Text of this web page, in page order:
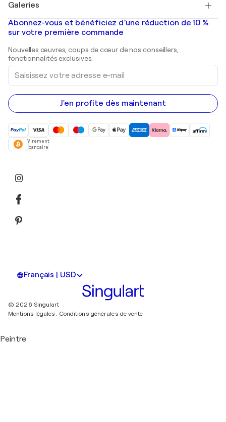
Banksy
Mr. Brainwash
Shepard Fairey
Tableaux abstraits à vendre
Peintures de paysage
Estampes
Peintures acryliques
Galeries
Galeries d'art en France
Galeries d'art en Belgique
Abonnez-vous et bénéficiez d’une réduction de 10 %
sur votre première commande
Nouvelles œuvres, coups de cœur de nos conseillers,
fonctionnalités exclusives.
Saisissez
votre
adresse
e-
mail
J'en profite dès maintenant
Virement
bancaire
Français | USD
© 2026 Singulart
Mentions légales. Conditions générales de vente
Peintre